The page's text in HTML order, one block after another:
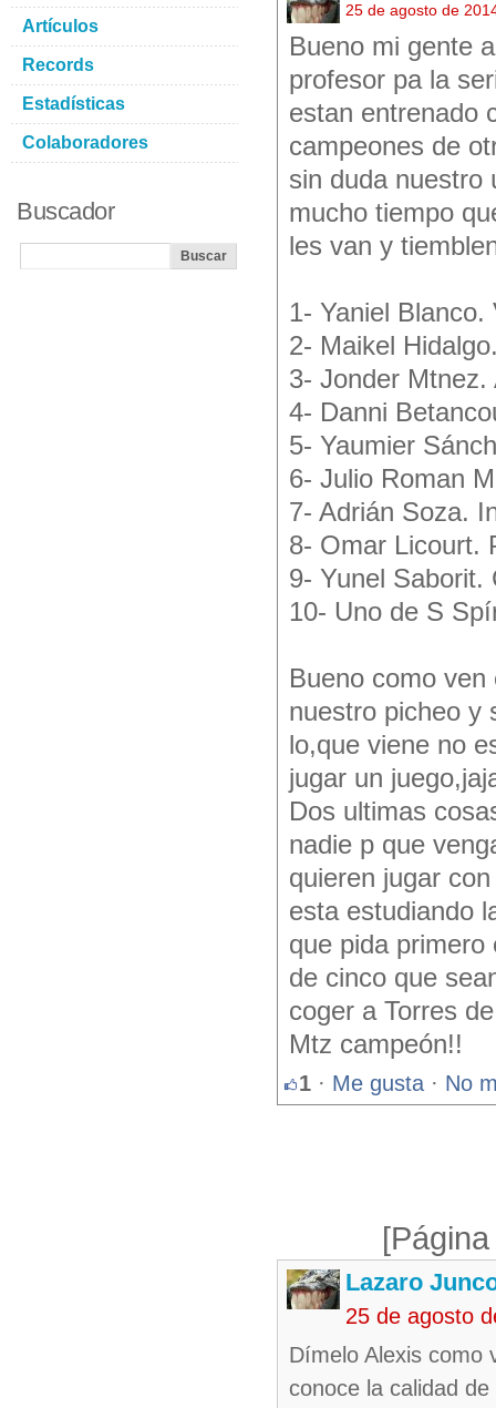
25 de agosto de
Bueno mi gente
profesor pa la
estan entrenado
campeones de
sin duda nuestro
mucho tiempo
les van y
1- Yaniel
2- Maikel
3- Jonder Mtnez.
4- Danni
5- Yaumier
6- Julio Roman
7- Adrián Soza.
8- Omar Licourt.
9- Yunel Saborit.
10- Uno de S
Bueno como
nuestro picheo y
lo,que viene no
jugar un
Dos ultimas
nadie p que
quieren jugar
esta estudiando
que pida
de cinco que
coger a Torres
Mtz campeón!!
1 · Me gusta · No
Lazaro
25 de agosto
Dímelo Alexis como
conoce la calidad
Artículos
Records
Estadísticas
Colaboradores
Buscador